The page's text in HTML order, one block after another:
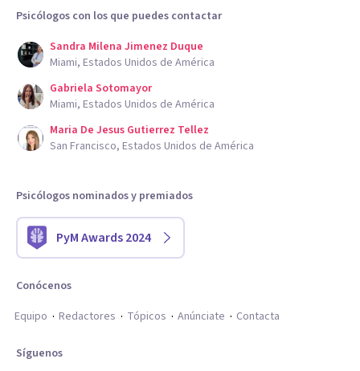
Psicólogos con los que puedes contactar
Sandra Milena Jimenez Duque
Miami, Estados Unidos de América
Gabriela Sotomayor
Miami, Estados Unidos de América
Maria De Jesus Gutierrez Tellez
San Francisco, Estados Unidos de América
Psicólogos nominados y premiados
PyM Awards 2024
Conócenos
Equipo
Redactores Tópicos Anúnciate Contacta
Síguenos